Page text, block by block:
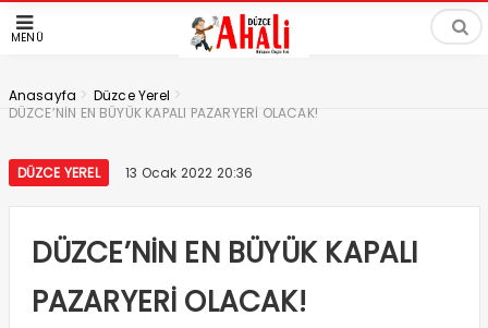
MENÜ
Anasayfa > Düzce Yerel >
DÜZCE’NİN EN BÜYÜK KAPALI PAZARYERİ OLACAK!
DÜZCE YEREL 13 Ocak 2022 20:36
DÜZCE’NİN EN BÜYÜK KAPALI
PAZARYERİ OLACAK!